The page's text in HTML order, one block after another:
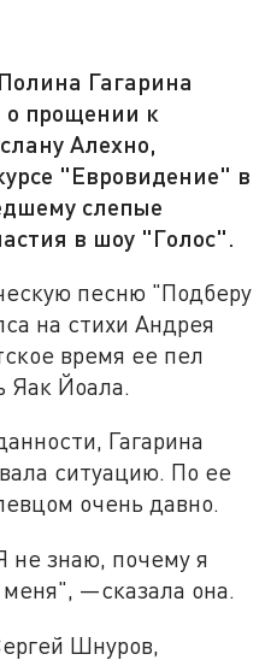
Гагарина
о прощении к
Алехно,
"Евровидение" в
слепые
в шоу "Голос".
песню "Подберу
на стихи Андрея
время ее пел
Яак Йоала.
Гагарина
ситуацию. По ее
очень давно.
знаю, почему я
—сказала она.
Шнуров,